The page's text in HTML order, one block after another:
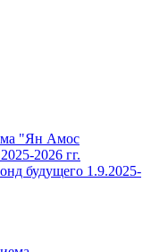
"Ян Амос
2026 гг.
будущего 1.9.2025-